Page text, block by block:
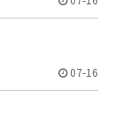
07-16